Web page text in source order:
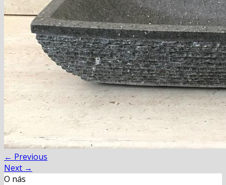
Žiadne produkty v košíku.
← Previous
Next →
O nás